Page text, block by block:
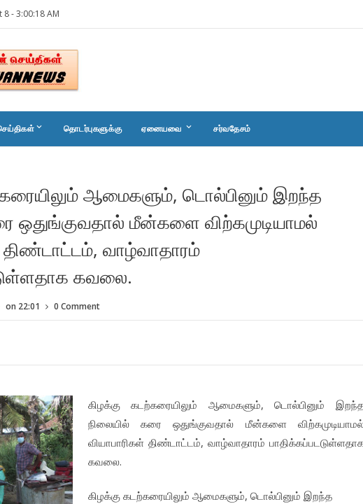
8 -3:00:18 AM
keyboard_arrow_down தொடர்புகளுக்கு ஏனையவை keyboard_arrow_down சர்வதேசம்
ஆமைகளும், டொல்பினும் இறந்த
ஒதுங்குவதால் மீன்களை விற்கமுடியாமல்
திண்டாட்டம், வாழ்வாதாரம்
கவலை.
on 22:01 0 Comment
கிழக்கு கடற்கரையிலும் ஆமைகளும்,டொல்பினும்
நிலையில்
கரை ஒதுங்குவதால் மீன்களை
வியாபாரிகள் திண்டாட்டம், வாழ்வாதாரம்
கவலை.
கிழக்கு கடற்கரையிலும் ஆமைகளும், டொல்பினும் இறந்த